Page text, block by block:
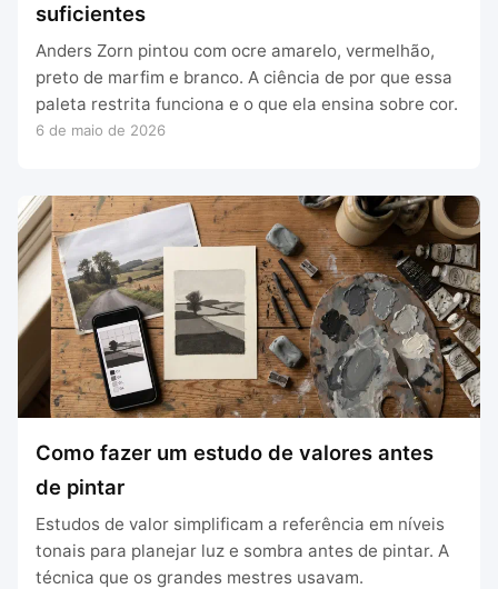
suficientes
Anders Zorn pintou com ocre amarelo, vermelhão,
preto de marfim e branco. A ciência de por que essa
paleta restrita funciona e o que ela ensina sobre cor.
6 de maio de 2026
Como fazer um estudo de valores antes
de pintar
Estudos de valor simplificam a referência em níveis
tonais para planejar luz e sombra antes de pintar. A
técnica que os grandes mestres usavam.